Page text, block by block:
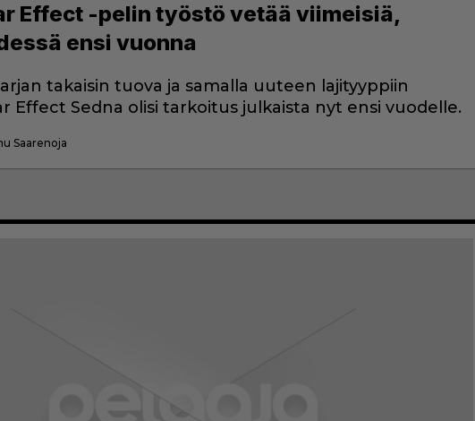
Effect -pelin työstö vetää viimeisiä,
ensi vuonna
takaisin tuova ja samalla uuteen lajityyppiin
Effect Sedna olisi tarkoitus julkaista nyt ensi vuodelle.
Saarenoja